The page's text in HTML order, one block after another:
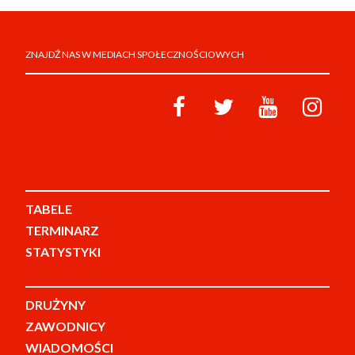
ZNAJDŹ NAS W MEDIACH SPOŁECZNOŚCIOWYCH
TABELE
TERMINARZ
STATYSTYKI
DRUŻYNY
ZAWODNICY
WIADOMOŚCI